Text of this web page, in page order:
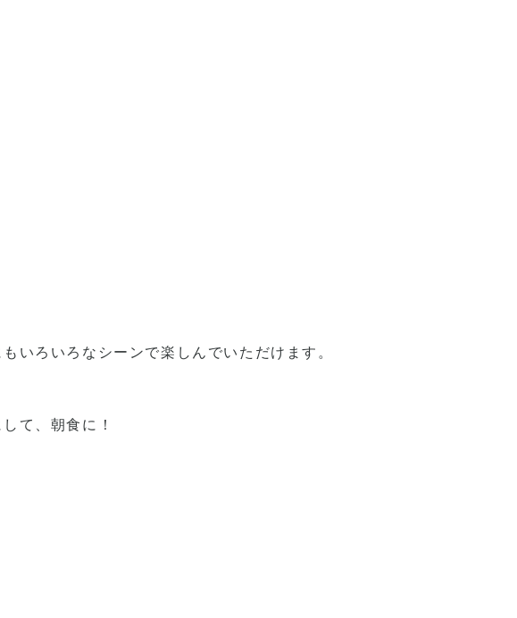
いろいろなシーンで楽しんでいただけます。
て、朝食に！